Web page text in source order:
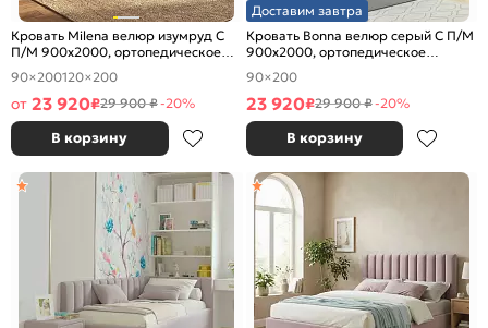
Кровать Milena велюр изумруд С
П/М 900x2000, ортопедическое
основание, изголовье мягкое
90×200120×200
от 23 920₽29 900 ₽-20%
В корзину
Доставим завтра
Кровать Bonna велюр серый С П/М
900x2000, ортопедическое
основание, изголовье мягкое
90×200
23 920₽29 900 ₽-20%
В корзину